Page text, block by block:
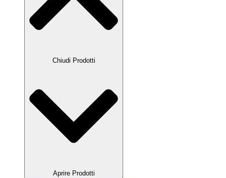
Chiudi Prodotti
Aprire Prodotti